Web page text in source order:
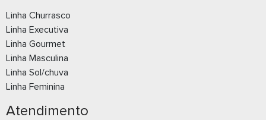
Linha Churrasco
Linha Executiva
Linha Gourmet
Linha Masculina
Linha Sol/chuva
Linha Feminina
Atendimento